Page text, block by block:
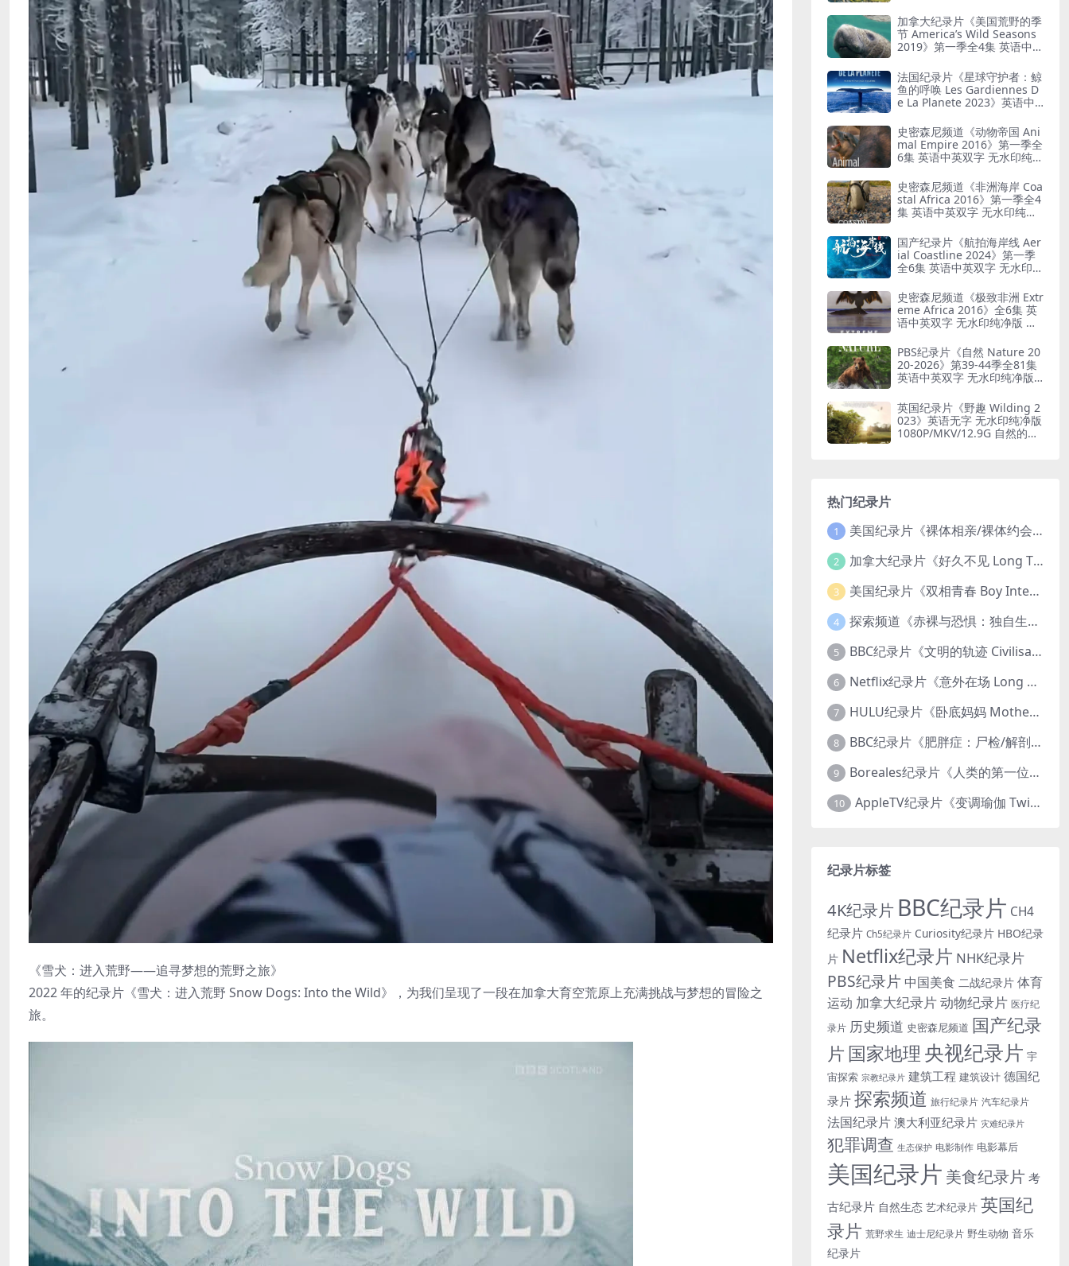
《雪犬：进入荒野——追寻梦想的荒野之旅》
2022 年的纪录片《雪犬：进入荒野 Snow Dogs: Into the Wild》，为我们呈现了一段在加拿大育空荒原上充满挑战与梦想的冒险之
旅。
加拿大纪录片《美国荒野的季
节 America’s Wild Seasons
2019》第一季全4集 英语中英
四季
法国纪录片《星球守护者：鲸
鱼的呼唤 Les Gardiennes D
e La Planete 2023》英语中
类的生命奥秘
史密森尼频道《动物帝国 Ani
mal Empire 2016》第一季全
6集 英语中英双字 无水印纯净
史密森尼频道《非洲海岸 Coa
stal Africa 2016》第一季全4
集 英语中英双字 无水印纯净
国产纪录片《航拍海岸线 Aer
ial Coastline 2024》第一季
全6集 英语中英双字 无水印纯
史密森尼频道《极致非洲 Extr
eme Africa 2016》全6集 英
语中英双字 无水印纯净版 极
PBS纪录片《自然 Nature 20
20-2026》第39-44季全81集
英语中英双字 无水印纯净版 1
英国纪录片《野趣 Wilding 2
023》英语无字 无水印纯净版
1080P/MKV/12.9G 自然的治
热门纪录片
1 美国纪录片《裸体相亲/裸体约会 Dating Naked 2014-2016》第1-3季全33集 英语中英双字 无水印纯净版 1080P/MKV/85.6G 裸体相亲真人秀
2 加拿大纪录片《好久不见 Long Time Comin 1993》英语中英双字 官方纯净版 1080P/MKV/1G 女同性艺术家
3 美国纪录片《双相青春 Boy Interrupted 2009》英语中英双字 官方纯净版 1080P/MKV/1.43G 青少年躁郁症
4 探索频道《赤裸与恐惧：独自生存/赤裸荒野求生 Naked and Afraid: Solo 2023》第一季全8集 英语中英双字 官方纯净版 高码1080P/MKV/45.4G
5 BBC纪录片《文明的轨迹 Civilisations 1969》全13集 英语中英双字 高清收藏版 1080P/MKV/64.1G 西方艺术史话
6 Netflix纪录片《意外在场 Long Shot 2017》英语中字 720P/NKV/1.06GB 美国谋杀误判案件
7 HULU纪录片《卧底妈妈 Mother Undercover 2023》全4集 英语中英双字 官方纯净版 1080P/MKV/7.6G 拯救孩子
8 BBC纪录片《肥胖症：尸检/解剖肥胖 Obesity: The Post Mortem 2016》英语中英双字 无水印纯净版 1080P/MKV/1.03G
9 Boreales纪录片《人类的第一位动物朋友：人类和狗的神奇故事 Man’s First Friend 2018》英语中英双字 1080P/MP4/1.8G 狗的神奇故事
10 AppleTV纪录片《变调瑜伽 Twisted Yoga 2026》全3集 英语中英双字 无水印纯净版 1080P/MKV/10G 瑜伽大师背后的真相
纪录片标签
4K纪录片 BBC纪录片 CH4
纪录片 Ch5纪录片 Curiosity纪录片 HBO纪录
片 Netflix纪录片 NHK纪录片
PBS纪录片 中国美食 二战纪录片 体育
运动 加拿大纪录片动物纪录片 医疗纪
录片 历史频道 史密森尼频道 国产纪录
片 国家地理 央视纪录片 宇
宙探索 宗教纪录片 建筑工程 建筑设计 德国纪
录片 探索频道 旅行纪录片 汽车纪录片
法国纪录片 澳大利亚纪录片 灾难纪录片
犯罪调查 生态保护 电影制作 电影幕后
美国纪录片 美食纪录片考
古纪录片 自然生态 艺术纪录片 英国纪
录片 荒野求生 迪士尼纪录片 野生动物 音乐
纪录片